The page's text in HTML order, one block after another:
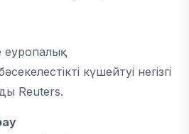
еуропалық
күшейтуі негізгі
Reuters.